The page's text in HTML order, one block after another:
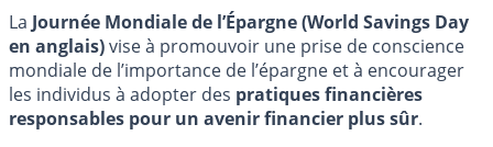
La Journée Mondiale de l’Épargne (World Savings Day
en anglais)vise à promouvoir une prise de conscience
mondiale de l’importance de l’épargne et à encourager
les individus à adopter des pratiques financières
responsables pour un avenir financier plus sûr.